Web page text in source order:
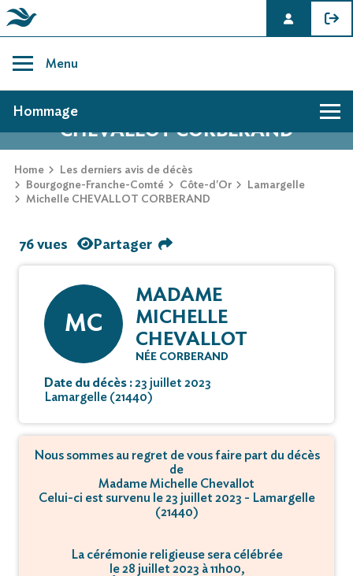
content
Menu
AVIS DE DÉCÈS DE MICHELLE
CHEVALLOT CORBERAND
Home
Les derniers avis de décès
Bourgogne-Franche-Comté
Côte-d'Or
Lamargelle
Michelle CHEVALLOT CORBERAND
Hommage
76 vues Partager
MC
MADAME
MICHELLE
CHEVALLOT
NÉE CORBERAND
Date du décès :23 juillet 2023
Lamargelle (21440)
Nous sommes au regret de vous faire part du décès
de
Madame Michelle Chevallot
Celui-ci est survenu le 23 juillet 2023 - Lamargelle
(21440)
La cérémonie religieuse sera célébrée
le 28 juillet 2023 à 11h00,